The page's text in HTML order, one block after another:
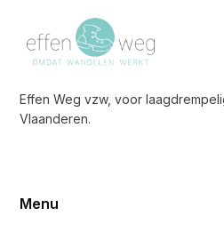
Effen Weg vzw, voor
Vlaanderen.
Menu